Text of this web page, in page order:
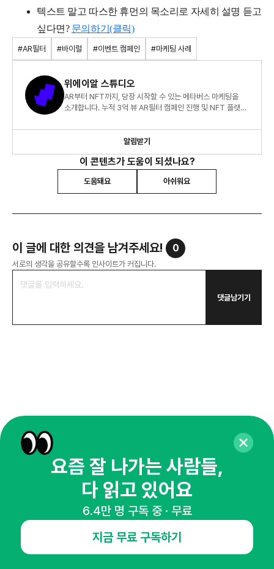
텍스트 말고 따스한 휴먼의 목소리로 자세히 설명 듣고
싶다면? 문의하기(클릭)
#AR필터 #바이럴 #이벤트 캠페인 #마케팅 사례
위에이알 스튜디오
AR부터 NFT까지, 당장 시작할 수 있는 메타버스 마케팅을
소개합니다. 누적 3억 뷰 AR필터 캠페인 진행 및 NFT 플랫폼
알림받기
이 콘텐츠가 도움이 되셨나요?
도움돼요 아쉬워요
이 글에 대한 의견을 남겨주세요! 0
서로의 생각을 공유할수록 인사이트가 커집니다.
댓글남기기
추천 콘텐츠
브랜딩
백화점·편의점·알람 앱까지 아이돌을
성수동이 국내 팝업스토어 No.1
성지가 된 이유는?
로컬덕
요즘 잘 나가는 사람들,
다 읽고 있어요
6.4만 명 구독 중 · 무료
지금 무료 구독하기